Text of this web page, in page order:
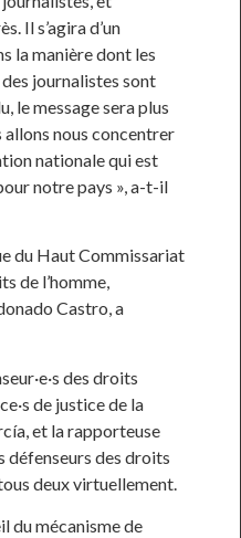
Il s’agira d’un
la manière dont les
des journalistes sont
le message sera plus
allons nous concentrer
nationale qui est
notre pays », a-t-il
du Haut Commissariat
de l’homme,
Castro, a
des droits
de justice de la
et la rapporteuse
défenseurs des droits
deux virtuellement.
du mécanisme de